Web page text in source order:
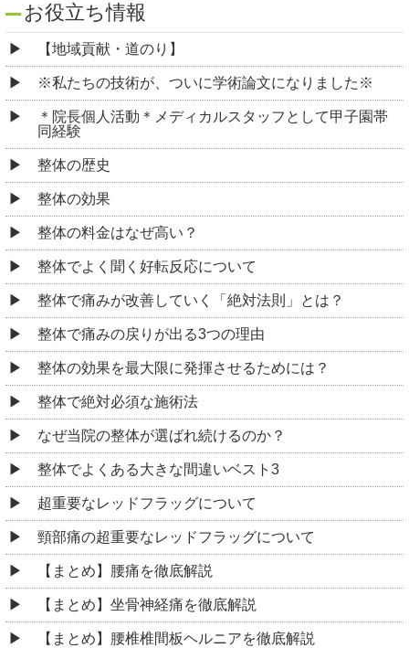
お役立ち情報
【地域貢献・道のり】
※私たちの技術が、ついに学術論文になりました※
＊院長個人活動＊メディカルスタッフとして甲子園帯
同経験
整体の歴史
整体の効果
整体の料金はなぜ高い？
整体でよく聞く好転反応について
整体で痛みが改善していく「絶対法則」とは？
整体で痛みの戻りが出る3つの理由
整体の効果を最大限に発揮させるためには？
整体で絶対必須な施術法
なぜ当院の整体が選ばれ続けるのか？
整体でよくある大きな間違いベスト3
超重要なレッドフラッグについて
頸部痛の超重要なレッドフラッグについて
【まとめ】腰痛を徹底解説
【まとめ】坐骨神経痛を徹底解説
【まとめ】腰椎椎間板ヘルニアを徹底解説